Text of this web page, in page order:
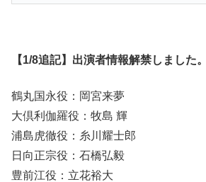
【1/8追記】出演者情報解禁しました。
鶴丸国永役：岡宮来夢
大倶利伽羅役：牧島 輝
浦島虎徹役：糸川耀士郎
日向正宗役：石橋弘毅
豊前江役：立花裕大